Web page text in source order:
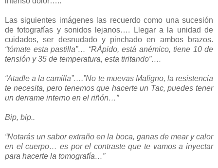
Las siguientes imágenes las recuerdo como una sucesión
de fotografías y sonidos lejanos…. Llegar a la unidad de
cuidados, ser desnudado y pinchado en ambos brazos.
“tómate esta pastilla”… “RÁpido, está anémico, tiene 10 de
tensión y 35 de temperatura, esta tiritando”….
“Atadle a la camilla”….”No te muevas Maligno, la resistencia
te necesita, pero tenemos que hacerte un Tac, puedes tener
un derrame interno en el riñón…”
Bip, bip..
“Notarás un sabor extraño en la boca, ganas de mear y calor
en el cuerpo… es por el contraste que te vamos a inyectar
para hacerte la tomografía…”